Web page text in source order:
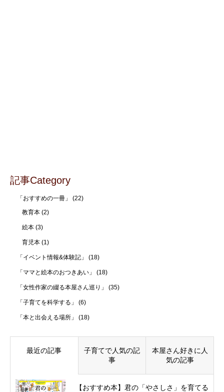
記事Category
「おすすめの一冊」
(22)
教育本 (2)
絵本 (3)
育児本 (1)
「イベント情報&体験記」 (18)
「ママと絵本のおつきあい」 (18)
「女性作家の綴る本屋さん巡り」 (35)
「子育てを科学する」 (6)
「本と出会える場所」 (18)
最近の記事
子育てで人気の記
事
本屋さん好きに人
気の記事
【おすすめ本】君の「やさしさ」を育てる